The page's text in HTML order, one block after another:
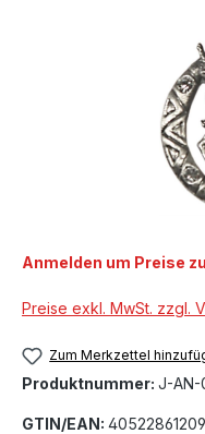
Anmelden um Preise
Preise exkl. MwSt. zzgl.
Zum Merkzettel
Produktnummer: J-AN-
GTIN/EAN: